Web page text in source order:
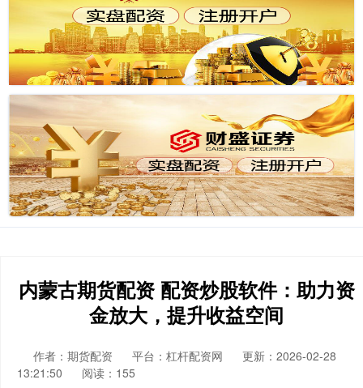
内蒙古期货配资 配资炒股软件：助力资
金放大，提升收益空间
作者：期货配资 平台：杠杆配资网
更新：2026-02-28
13:21:50
阅读：155